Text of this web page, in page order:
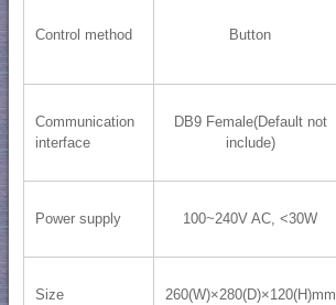
Control method Button
Communication
interface
DB9 Female(Default not
include)
Power supply 100~240V AC, <30W
Size 260(W)×280(D)×120(H)mm